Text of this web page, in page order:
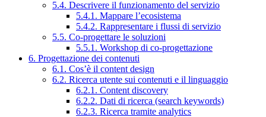
5.4. Descrivere il funzionamento del servizio
5.4.1. Mappare l’ecosistema
5.4.2. Rappresentare i flussi di servizio
5.5. Co-progettare le soluzioni
5.5.1. Workshop di co-progettazione
6. Progettazione dei contenuti
6.1. Cos’è il content design
6.2. Ricerca utente sui contenuti e il linguaggio
6.2.1. Content discovery
6.2.2. Dati di ricerca (search keywords)
6.2.3. Ricerca tramite analytics